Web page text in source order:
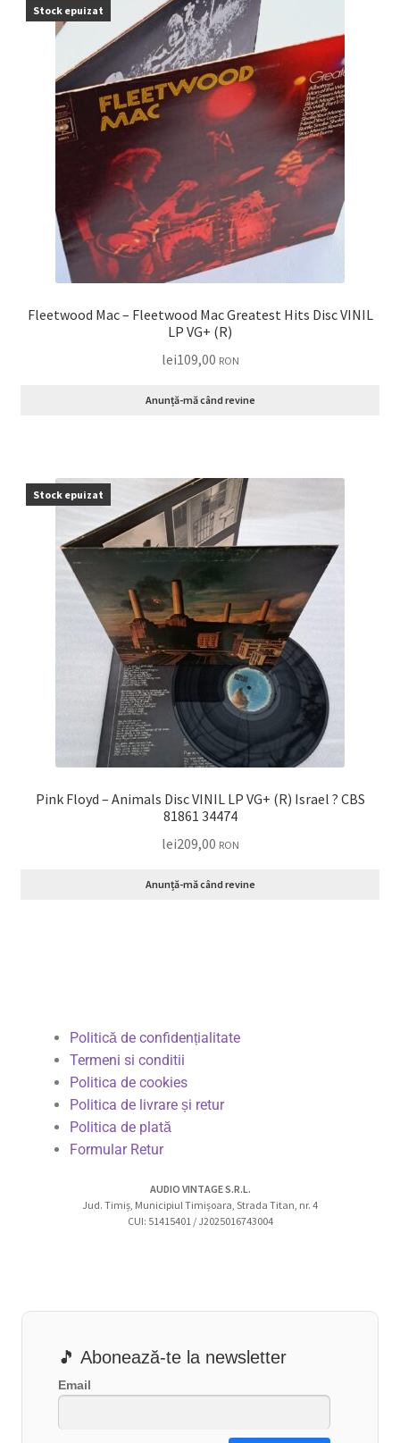
Stock epuizat
Fleetwood Mac – Fleetwood Mac Greatest Hits Disc VINIL
LP VG+ (R)
lei109,00 RON
Anunță-mă când revine
Stock epuizat
Pink Floyd – Animals Disc VINIL LP VG+ (R) Israel ? CBS
81861 34474
lei209,00 RON
Anunță-mă când revine
Politică de confidențialitate
Termeni si conditii
Politica de cookies
Politica de livrare și retur
Politica de plată
Formular Retur
AUDIO VINTAGE S.R.L.
Jud. Timiș, Municipiul Timișoara, Strada Titan, nr. 4
CUI: 51415401 / J2025016743004
🎵 Abonează-te la newsletter
Email